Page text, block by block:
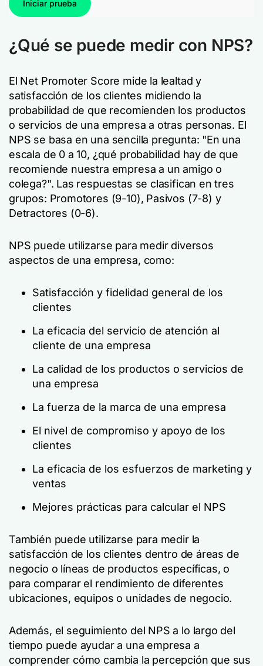
Iniciar prueba
¿Qué se puede medir con NPS?
El Net Promoter Score mide la lealtad y
satisfacción de los clientes midiendo la
probabilidad de que recomienden los productos
o servicios de una empresa a otras personas. El
NPS se basa en una sencilla pregunta: "En una
escala de 0 a 10, ¿qué probabilidad hay de que
recomiende nuestra empresa a un amigo o
colega?". Las respuestas se clasifican en tres
grupos: Promotores (9-10), Pasivos (7-8) y
Detractores (0-6).
NPS puede utilizarse para medir diversos
aspectos de una empresa, como:
Satisfacción y fidelidad general de los
clientes
La eficacia del servicio de atención al
cliente de una empresa
La calidad de los productos o servicios de
una empresa
La fuerza de la marca de una empresa
El nivel de compromiso y apoyo de los
clientes
La eficacia de los esfuerzos de marketing y
ventas
Mejores prácticas para calcular el NPS
También puede utilizarse para medir la
satisfacción de los clientes dentro de áreas de
negocio o líneas de productos específicas, o
para comparar el rendimiento de diferentes
ubicaciones, equipos o unidades de negocio.
Además, el seguimiento del NPS a lo largo del
tiempo puede ayudar a una empresa a
comprender cómo cambia la percepción que sus